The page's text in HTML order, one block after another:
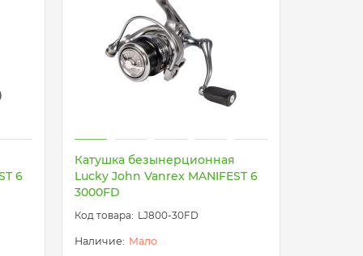
6
Катушка безынерционная
Lucky John Vanrex MANIFEST 6
3000FD
LJ800-30FD
Мало